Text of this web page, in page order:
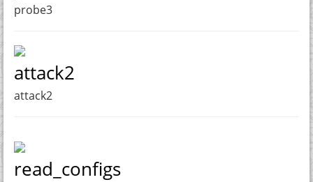
probe3
attack2
attack2
read_configs